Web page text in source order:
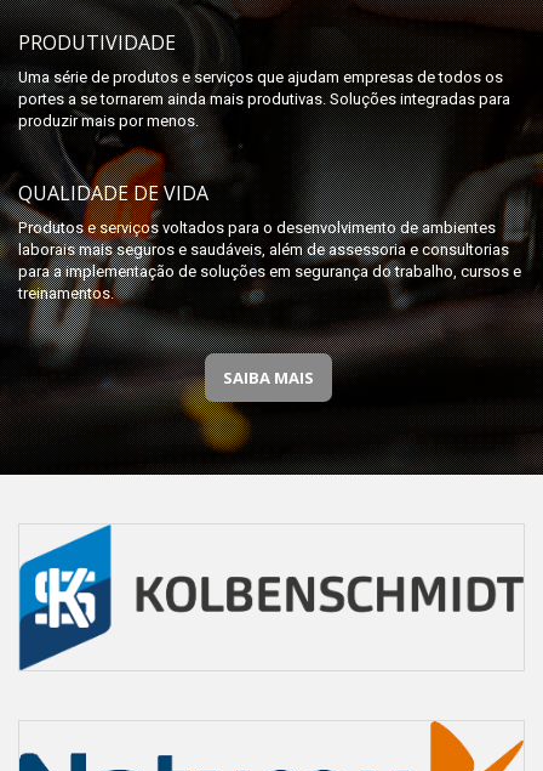
PRODUTIVIDADE
Uma série de produtos e serviços que ajudam empresas de todos os
portes a se tornarem ainda mais produtivas. Soluções integradas para
produzir mais por menos.
QUALIDADE DE VIDA
Produtos e serviços voltados para o desenvolvimento de ambientes
laborais mais seguros e saudáveis, além de assessoria e consultorias
para a implementação de soluções em segurança do trabalho, cursos e
treinamentos.
SAIBA MAIS